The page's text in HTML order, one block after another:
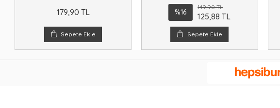
179,90 TL
Sepete Ekle
%16
149,90 TL
125,88 TL
Sepete Ekle